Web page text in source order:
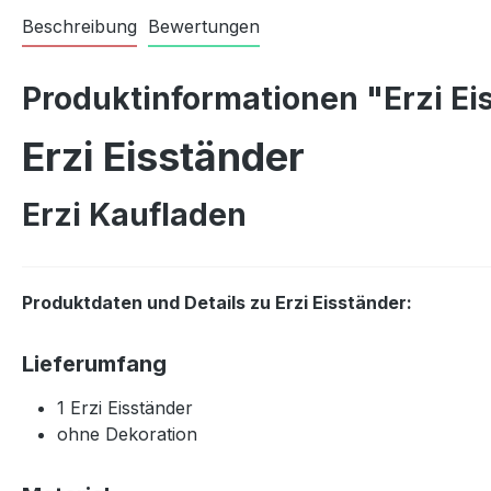
Beschreibung Bewertungen
Produktinformationen "Erzi
Erzi Eisständer
Erzi Kaufladen
Produktdaten und Details zu Erzi Eisständer:
Lieferumfang
1 Erzi Eisständer
ohne Dekoration